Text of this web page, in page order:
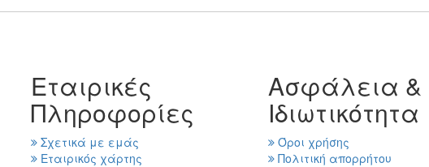
Εταιρικές
Πληροφορίες
Σχετικά με εμάς
Εταιρικός χάρτης
Ασφάλεια &
Ιδιωτικότητα
Όροι χρήσης
Πολιτική απορρήτου